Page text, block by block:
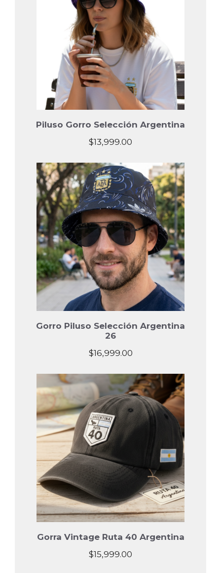
Piluso Gorro Selección Argentina
$13,999.00
Gorro Piluso Selección Argentina
26
$16,999.00
Gorra Vintage Ruta 40 Argentina
$15,999.00